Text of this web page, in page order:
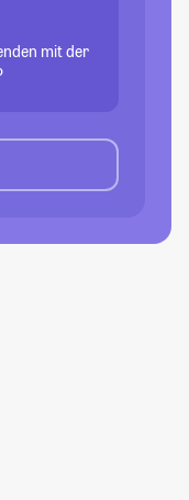
mit der